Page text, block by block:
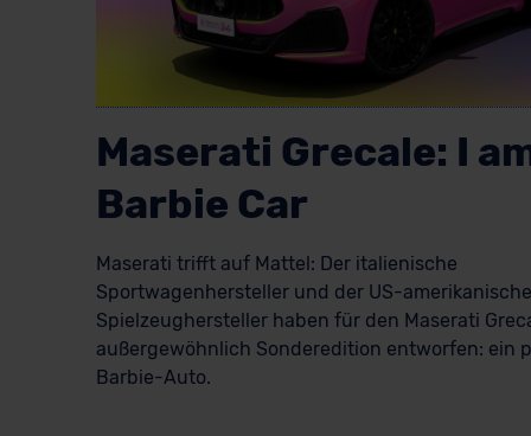
Maserati Grecale: I
Barbie Car
Maserati trifft auf Mattel: Der italienische
Sportwagenhersteller und der US-amerikanische
Spielzeughersteller haben für den Maserati
außergewöhnlich Sonderedition entworfen: ein
Barbie-Auto.